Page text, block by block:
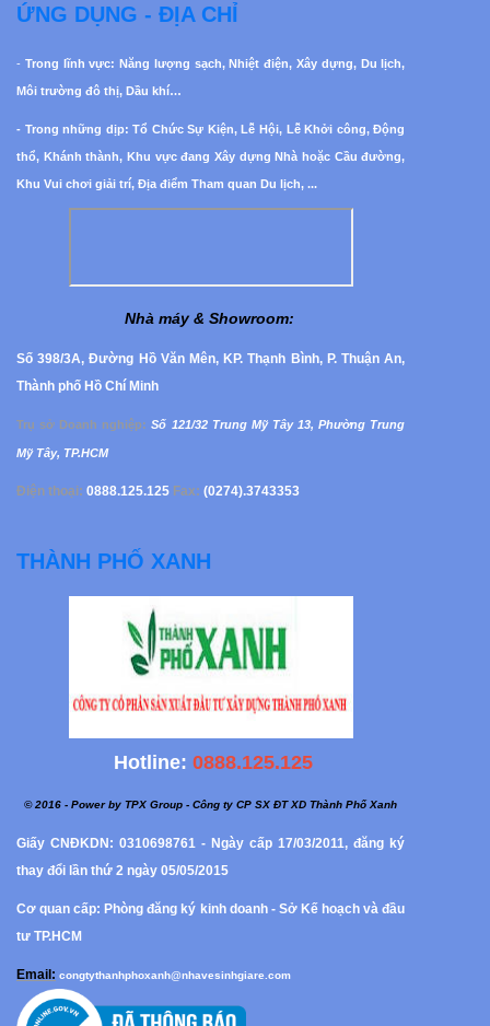
ỨNG DỤNG - ĐỊA CHỈ
- Trong lĩnh vực: Năng lượng sạch, Nhiệt điện, Xây dựng, Du lịch,
Môi trường đô thị, Dầu khí…
- Trong những dịp: Tổ Chức Sự Kiện, Lễ Hội, Lễ Khởi công, Động
thổ, Khánh thành, Khu vực đang Xây dựng Nhà hoặc Cầu đường,
Khu Vui chơi giải trí, Địa điểm Tham quan Du lịch, ...
Nhà máy & Showroom:
Số 398/3A, Đường Hồ Văn Mên, KP. Thạnh Bình, P. Thuận An,
Thành phố Hồ Chí Minh
Trụ sở Doanh nghiệp:Số 121/32 Trung Mỹ Tây 13, Phường Trung
Mỹ Tây, TP.HCM
Điện thoại: 0888.125.125 Fax: (0274).3743353
THÀNH PHỐ XANH
Hotline: 0888.125.125
© 2016 - Power by TPX Group - Công ty CP SX ĐT XD Thành Phố Xanh
Giấy CNĐKDN: 0310698761 - Ngày cấp 17/03/2011, đăng ký
thay đổi lần thứ 2 ngày 05/05/2015
Cơ quan cấp: Phòng đăng ký kinh doanh - Sở Kế hoạch và đầu
tư TP.HCM
Email: congtythanhphoxanh@nhavesinhgiare.com